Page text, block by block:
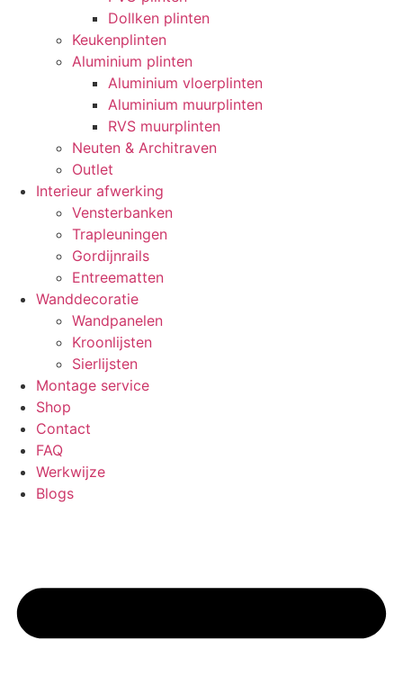
Dollken plinten
Keukenplinten
Aluminium plinten
Aluminium vloerplinten
Aluminium muurplinten
RVS muurplinten
Neuten & Architraven
Outlet
Interieur afwerking
Vensterbanken
Trapleuningen
Gordijnrails
Entreematten
Wanddecoratie
Wandpanelen
Kroonlijsten
Sierlijsten
Montage service
Shop
Contact
FAQ
Werkwijze
Blogs